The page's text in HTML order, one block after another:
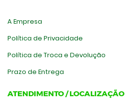
A Empresa
Política de Privacidade
Política de Troca e Devolução
Prazo de Entrega
ATENDIMENTO / LOCALIZAÇÃO